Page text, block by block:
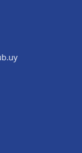
(Abrir en una
en X
Digital en Facebook
Digital en